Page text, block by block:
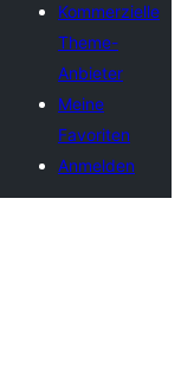
Kommerzielle
Theme-
Anbieter
Meine
Favoriten
Anmelden